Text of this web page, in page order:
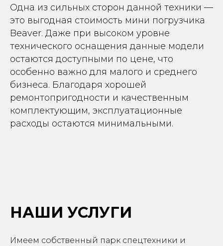
Одна из сильных сторон данной техники —
это выгодная стоимость мини погрузчика
Beaver. Даже при высоком уровне
технического оснащения данные модели
остаются доступными по цене, что
особенно важно для малого и среднего
бизнеса. Благодаря хорошей
ремонтопригодности и качественным
комплектующим, эксплуатационные
расходы остаются минимальными.
НАШИ УСЛУГИ
Имеем собственный парк спецтехники и